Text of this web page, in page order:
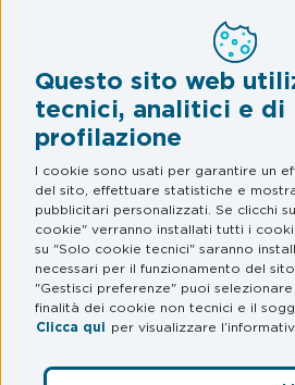
Questo sito web
tecnici, analitici e di
profilazione
I cookie sono usati per garantire un
del sito, effettuare statistiche e
pubblicitari personalizzati. Se clicchi
cookie" verranno installati tutti i
su "Solo cookie tecnici" saranno
necessari per il funzionamento del
"Gestisci preferenze" puoi
finalità dei cookie non tecnici e il
Clicca qui per visualizzare
Legal & Privacy
Termini e condizioni
Informativa privacy
Web Privacy e Cookie Policy
FAQ
Domande frequenti